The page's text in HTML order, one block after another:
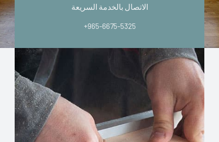
الاتصال بالخدمة السريعة
+965-6675-5325